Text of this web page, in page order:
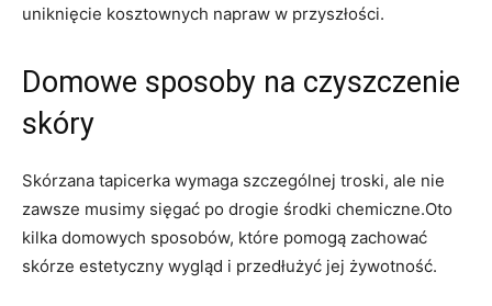
uniknięcie kosztownych napraw w przyszłości.
Domowe sposoby na czyszczenie
skóry
Skórzana ‌tapicerka wymaga szczególnej⁣ troski, ‍ale nie
zawsze musimy sięgać‍ po drogie środki chemiczne.Oto‍
kilka domowych sposobów, które pomogą zachować
skórze estetyczny⁣ wygląd i​ przedłużyć jej żywotność.